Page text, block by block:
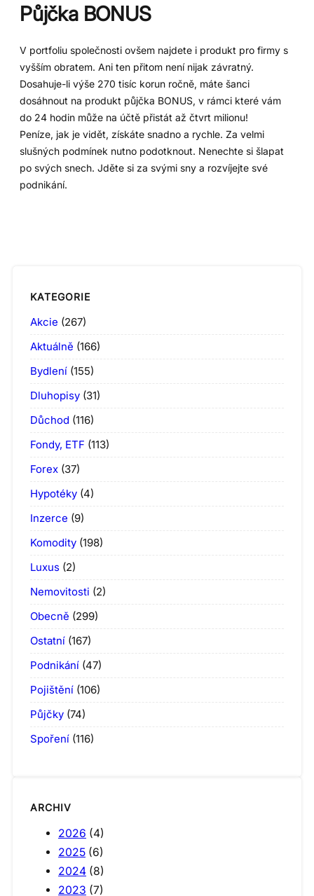
Půjčka BONUS
V portfoliu společnosti ovšem najdete i produkt pro firmy s
vyšším obratem. Ani ten přitom není nijak závratný.
Dosahuje-li výše 270 tisíc korun ročně, máte šanci
dosáhnout na produkt půjčka BONUS, v rámci které vám
do 24 hodin může na účtě přistát až čtvrt milionu!
Peníze, jak je vidět, získáte snadno a rychle. Za velmi
slušných podmínek nutno podotknout. Nenechte si šlapat
po svých snech. Jděte si za svými sny a rozvíjejte své
podnikání.
KATEGORIE
Akcie (267)
Aktuálně (166)
Bydlení (155)
Dluhopisy (31)
Důchod (116)
Fondy, ETF (113)
Forex (37)
Hypotéky (4)
Inzerce (9)
Komodity (198)
Luxus (2)
Nemovitosti (2)
Obecně (299)
Ostatní (167)
Podnikání (47)
Pojištění (106)
Půjčky (74)
Spoření (116)
ARCHIV
2026 (4)
2025 (6)
2024 (8)
2023 (7)